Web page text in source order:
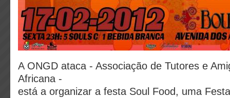
A ONGD ataca - Associação de Tutores e
Africana -
está a organizar a festa Soul Food, uma